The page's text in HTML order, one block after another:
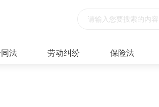
法 劳动纠纷 保险法